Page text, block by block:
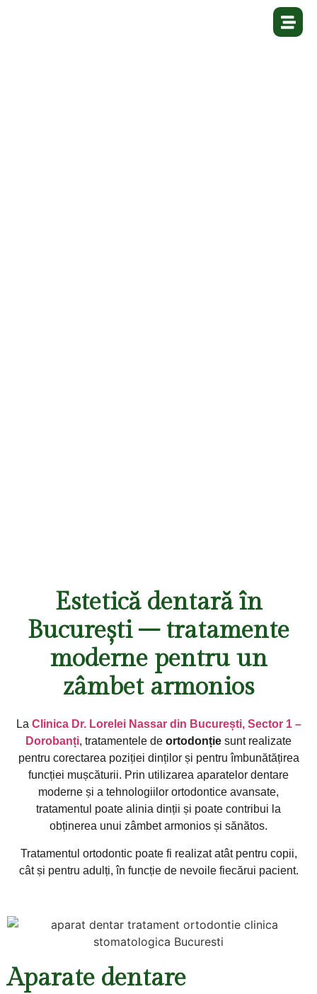
Estetică dentară în
București – tratamente
moderne pentru un
zâmbet armonios
La Clinica Dr. Lorelei Nassar din București, Sector 1 –
Dorobanți, tratamentele de ortodonție sunt realizate
pentru corectarea poziției dinților și pentru îmbunătățirea
funcției mușcăturii. Prin utilizarea aparatelor dentare
moderne și a tehnologiilor ortodontice avansate,
tratamentul poate alinia dinții și poate contribui la
obținerea unui zâmbet armonios și sănătos.
Tratamentul ortodontic poate fi realizat atât pentru copii,
cât și pentru adulți, în funcție de nevoile fiecărui pacient.
Aparate dentare